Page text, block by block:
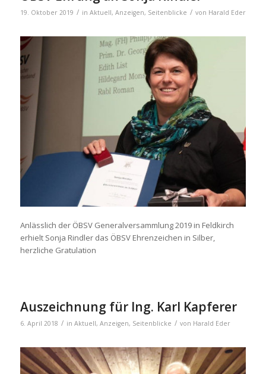
19. Oktober 2019 / in Aktuell, Anzeigen, Seitenblicke / von Harald Eder
Anlässlich der ÖBSV Generalversammlung 2019 in Feldkirch
erhielt Sonja Rindler das ÖBSV Ehrenzeichen in Silber,
herzliche Gratulation
Auszeichnung für Ing. Karl Kapferer
6. April 2018 / in Aktuell, Anzeigen, Seitenblicke / von Harald Eder